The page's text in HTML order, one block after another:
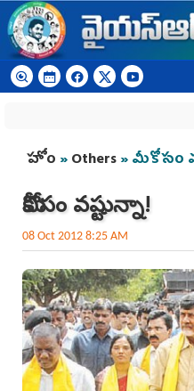
Skip to main content
You are here
హోం »Others» మీకోసం
మీకోసం వష్టున్నా!
08 Oct 2012 8:25 AM